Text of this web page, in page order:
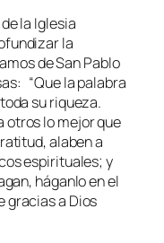
la Iglesia
la
de San Pablo
“Que la palabra
su riqueza.
otros lo mejor que
alaben a
espirituales; y
háganlo en el
gracias a Dios